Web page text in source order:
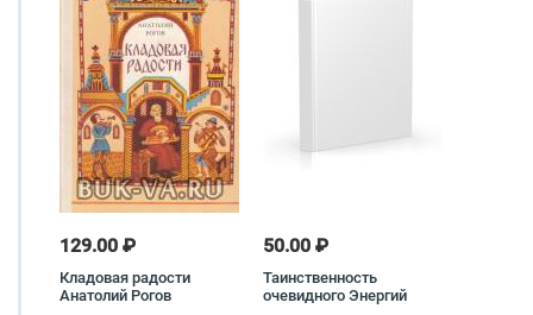
129.00 ₽
Кладовая радости
Анатолий Рогов
50.00 ₽
Таинственность
очевидного Энергий